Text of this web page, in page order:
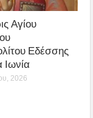
Αγίου
Εδέσσης
Ιωνία
2026